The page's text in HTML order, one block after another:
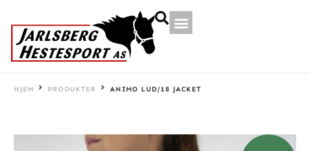
HJEM PRODUKTER ANIMO LUD/18 JACKET